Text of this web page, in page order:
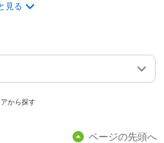
見る
アから探す
ページの先頭へ